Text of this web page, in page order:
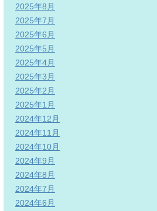
2025年8月
2025年7月
2025年6月
2025年5月
2025年4月
2025年3月
2025年2月
2025年1月
2024年12月
2024年11月
2024年10月
2024年9月
2024年8月
2024年7月
2024年6月